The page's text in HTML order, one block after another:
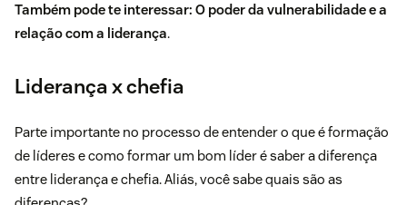
Também pode te interessar: O poder da vulnerabilidade e a
relação com a liderança.
Liderança x chefia
Parte importante no processo de entender o que é formação
de líderes e como formar um bom líder é saber a diferença
entre liderança e chefia. Aliás, você sabe quais são as